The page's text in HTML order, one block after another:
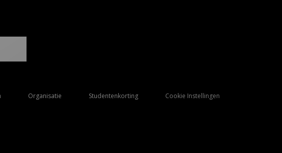
Organisatie Studentenkorting Cookie Instellingen